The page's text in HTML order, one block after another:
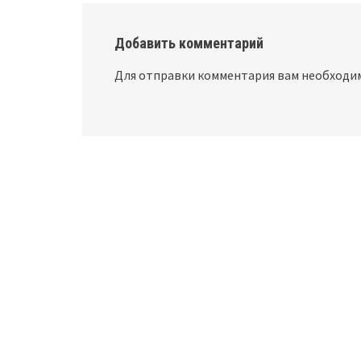
Добавить комментарий
Для отправки комментария вам